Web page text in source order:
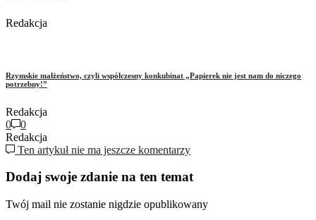
Redakcja
Rzymskie małżeństwo, czyli współczesny konkubinat „Papierek nie jest nam do niczego
potrzebny!”
Redakcja
0
0
Redakcja
Ten artykuł nie ma jeszcze komentarzy
Dodaj swoje zdanie na ten temat
Twój mail nie zostanie nigdzie opublikowany